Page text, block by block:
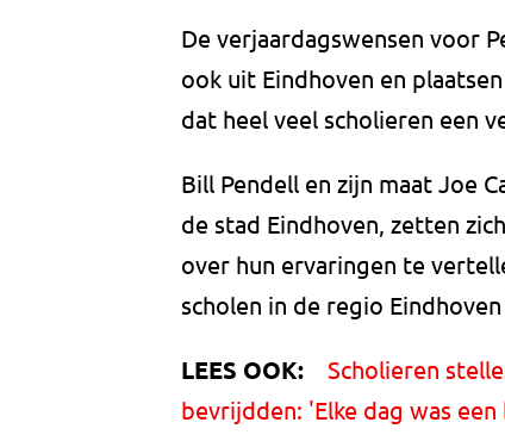
De verjaardagswensen voor
ook uit Eindhoven en
dat heel veel scholieren een
Bill Pendell en zijn maat Joe
de stad Eindhoven, zetten
over hun ervaringen te
scholen in de regio
LEES OOK:
Scholieren
bevrijdden: 'Elke dag was